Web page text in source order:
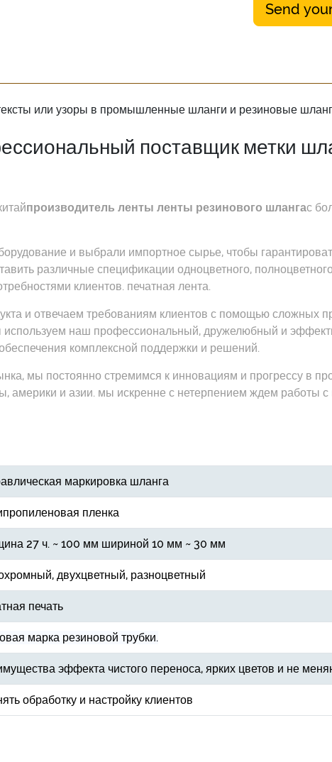
Send
или узоры в промышленные шланги и резиновые
поставщик метки
производитель ленты ленты резинового шлангас
и выбрали импортное сырье, чтобы
различные спецификации одноцветного,
клиентов. печатная лента.
и отвечаем требованиям клиентов с помощью сложных
используем наш профессиональный, дружелюбный и
комплексной поддержки и решений.
мы постоянно стремимся к инновациям и прогрессу в
америки и азии. мы искренне с нетерпением ждем работы
маркировка шланга
пленка
27 ч. ~ 100 мм шириной 10 мм ~ 30 мм
двухцветный, разноцветный
печать
марка резиновой трубки.
эффекта чистого переноса, ярких цветов и не
обработку и настройку клиентов